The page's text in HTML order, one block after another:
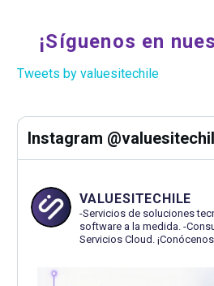
¡Síguenos en
Tweets by valuesitechile
Instagram
VALUESITECHILE
-Servicios de soluciones
software a la medida. -
Servicios Cloud.